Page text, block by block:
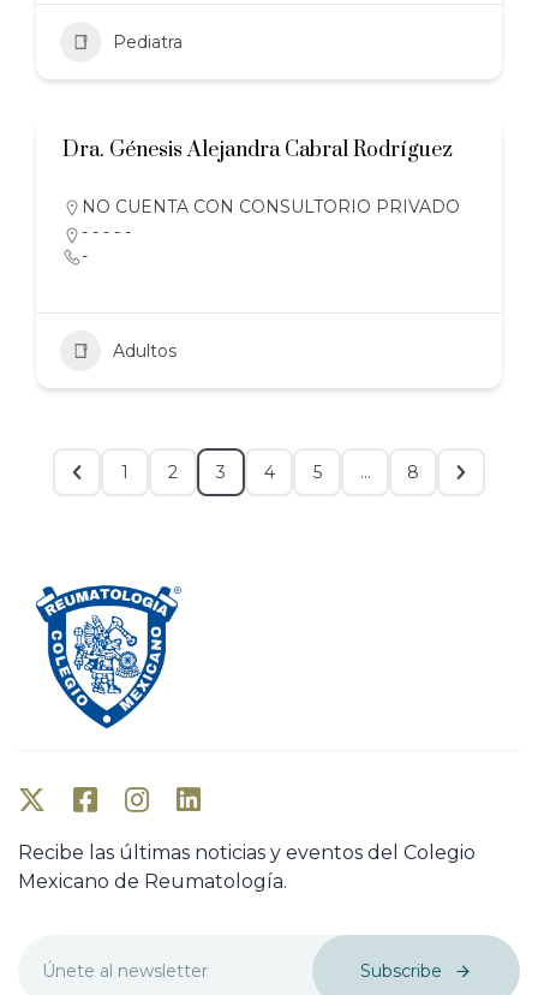
Pediatra
Dra. Génesis Alejandra Cabral Rodríguez
NO CUENTA CON CONSULTORIO PRIVADO
- - - - -
-
Adultos
1 2 3 4 5 … 8
Recibe las últimas noticias y eventos del Colegio
Mexicano de Reumatología.
Subscribe